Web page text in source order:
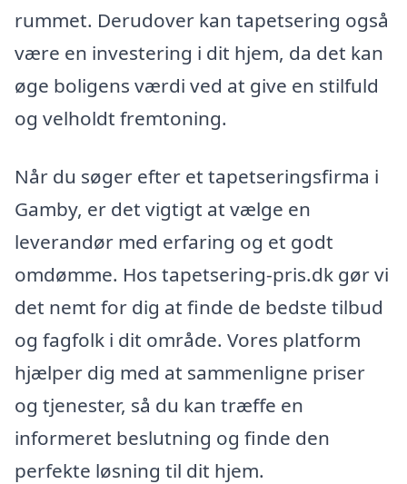
rummet. Derudover kan tapetsering også
være en investering i dit hjem, da det kan
øge boligens værdi ved at give en stilfuld
og velholdt fremtoning.
Når du søger efter et tapetseringsfirma i
Gamby, er det vigtigt at vælge en
leverandør med erfaring og et godt
omdømme. Hos tapetsering-pris.dk gør vi
det nemt for dig at finde de bedste tilbud
og fagfolk i dit område. Vores platform
hjælper dig med at sammenligne priser
og tjenester, så du kan træffe en
informeret beslutning og finde den
perfekte løsning til dit hjem.